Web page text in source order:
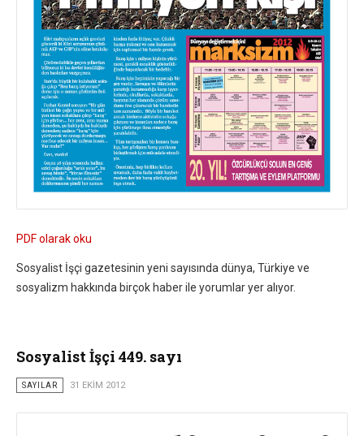
PDF olarak oku
Sosyalist İşçi gazetesinin yeni sayısında dünya, Türkiye ve
sosyalizm hakkında birçok haber ile yorumlar yer alıyor.
Sosyalist İşçi 449. sayı
SAYILAR 31 EKIM 2012